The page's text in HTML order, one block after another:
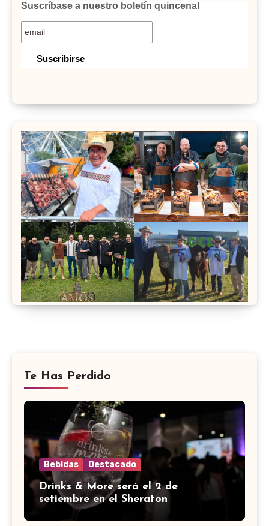
Suscríbase a nuestro boletín quincenal
Te Has Perdido
Bebidas Destacado
Drinks & More será el 2 de
setiembre en el Sheraton